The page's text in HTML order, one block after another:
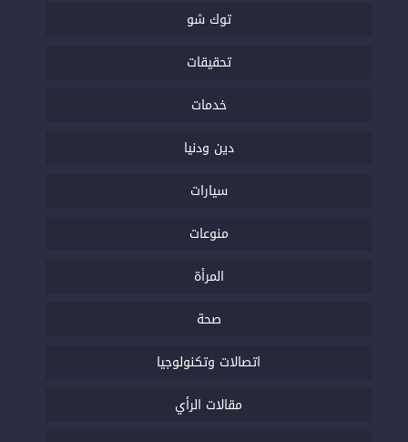
توك شو
تحقيقات
خدمات
دين ودنيا
سيارات
منوعات
المرأة
صحة
اتصالات وتكنولوجيا
مقالات الرأي